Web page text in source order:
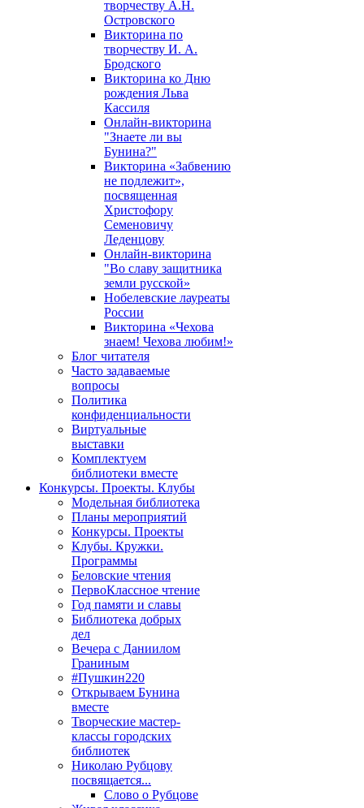
творчеству А.Н.
Островского
Викторина по
творчеству И. А.
Бродского
Викторина ко Дню
рождения Льва
Кассиля
Онлайн-викторина
"Знаете ли вы
Бунина?"
Викторина «Забвению
не подлежит»,
посвященная
Христофору
Семеновичу
Леденцову
Онлайн-викторина
"Во славу защитника
земли русской»
Нобелевские лауреаты
России
Викторина «Чехова
знаем! Чехова любим!»
Блог читателя
Часто задаваемые
вопросы
Политика
конфиденциальности
Виртуальные
выставки
Комплектуем
библиотеки вместе
Конкурсы. Проекты. Клубы
Модельная библиотека
Планы мероприятий
Конкурсы. Проекты
Клубы. Кружки.
Программы
Беловские чтения
ПервоКлассное чтение
Год памяти и славы
Библиотека добрых
дел
Вечера с Даниилом
Граниным
#Пушкин220
Открываем Бунина
вместе
Творческие мастер-
классы городских
библиотек
Николаю Рубцову
посвящается...
Слово о Рубцове